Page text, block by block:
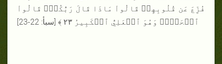
فُزِّعَ عَن قُلُوبِهِمۡ قَالُواْ مَاذَا قَالَ رَبُّكُمۡۖ قَالُواْ
ٱلۡحَقَّۖ وَهُوَ ٱلۡعَلِيُّ ٱلۡكَبِيرُ ٢٣ ﴾ [سبأ: 22-23]